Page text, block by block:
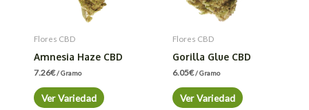
Flores CBD
Amnesia Haze CBD
7.26€/ Gramo
Ver Variedad
Flores CBD
Gorilla Glue CBD
6.05€/ Gramo
Ver Variedad